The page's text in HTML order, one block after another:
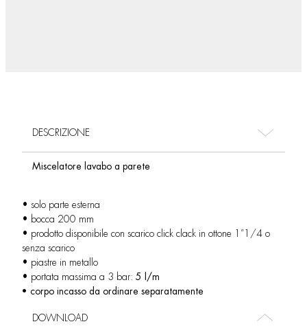
DESCRIZIONE
Miscelatore lavabo a parete
• solo parte esterna
• bocca 200 mm
• prodotto disponibile con scarico click clack in ottone 1”1/4 o
senza scarico
• piastre in metallo
• portata massima a 3 bar: 5 l/m
• corpo incasso da ordinare separatamente
DOWNLOAD